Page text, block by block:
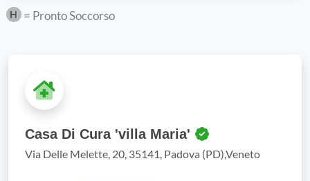
= Pronto Soccorso
Casa Di Cura 'villa Maria'
Via Delle Melette, 20, 35141, Padova (PD),Veneto